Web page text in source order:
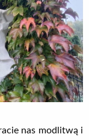
nas modlitwą i